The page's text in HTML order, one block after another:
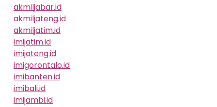
akmiljabar.id
akmiljateng.id
akmiljatim.id
imijatim.id
imijateng.id
imigorontalo.id
imibanten.id
imibali.id
imijambi.id